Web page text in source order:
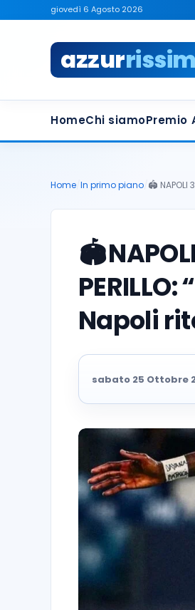
giovedì 6 Agosto 2026
azzur
HomeChi siamoPremio
Home In primo piano 🏟️ NAPOLI
🏟️
Napoli
sabato 25 Ottobre